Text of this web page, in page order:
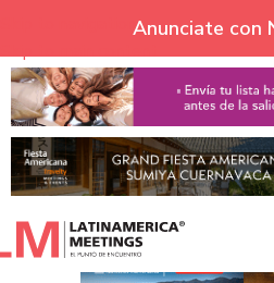
Skip to navigation
Skip to main content
Anunciate con